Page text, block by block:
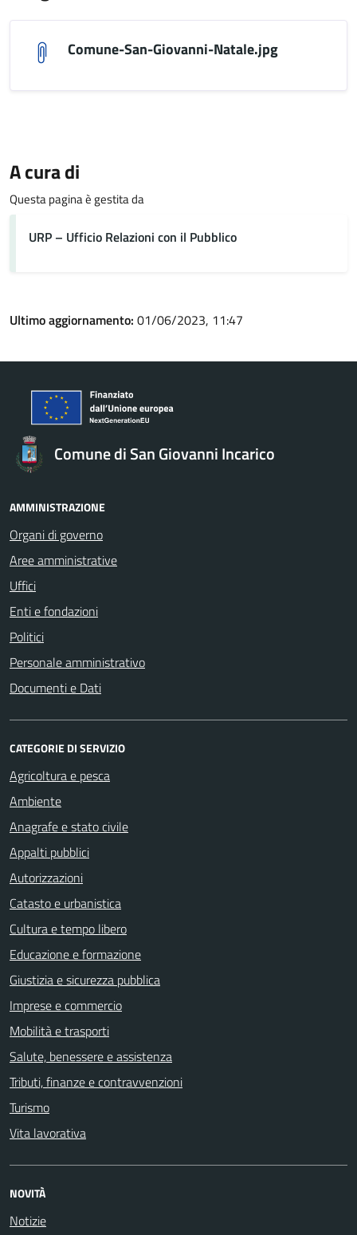
Comune-San-Giovanni-Natale.jpg
A cura di
Questa pagina è gestita da
URP – Ufficio Relazioni con il Pubblico
Ultimo aggiornamento: 01/06/2023, 11:47
Comune di San Giovanni Incarico
AMMINISTRAZIONE
Organi di governo
Aree amministrative
Uffici
Enti e fondazioni
Politici
Personale amministrativo
Documenti e Dati
CATEGORIE DI SERVIZIO
Agricoltura e pesca
Ambiente
Anagrafe e stato civile
Appalti pubblici
Autorizzazioni
Catasto e urbanistica
Cultura e tempo libero
Educazione e formazione
Giustizia e sicurezza pubblica
Imprese e commercio
Mobilità e trasporti
Salute, benessere e assistenza
Tributi, finanze e contravvenzioni
Turismo
Vita lavorativa
NOVITÀ
Notizie